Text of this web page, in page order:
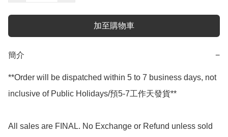
加至購物車
簡介 −
**Order will be dispatched within 5 to 7 business days, not
inclusive of Public Holidays/預5-7工作天發貨**
All sales are FINAL. No Exchange or Refund unless sold